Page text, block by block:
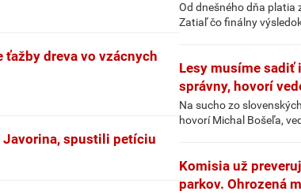
dreva vo vzácnych
Javorina, spustili petíciu
Od dnešného dňa platia
Zatiaľ čo finálny
Lesy musíme sadiť
správny, hovorí
Na sucho zo
hovorí Michal Bošeľa,
Komisia už
parkov. Ohrozená